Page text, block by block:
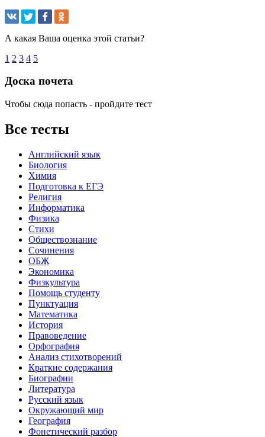
А какая Ваша оценка этой статьи?
1 2 3 4 5
Доска почета
Чтобы сюда попасть - пройдите тест
Все тесты
Английский язык
Биология
Химия
Подготовка к ЕГЭ
Религия
Информатика
Физика
Стихи
Обществознание
Сочинения
ОБЖ
Экономика
Физкультура
Помощь студенту
Пунктуация
Математика
История
Правоведение
Орфография
Анализ стихотворений
Краткие содержания
Биографии
Литература
Русский язык
Окружающий мир
География
Фонетический разбор